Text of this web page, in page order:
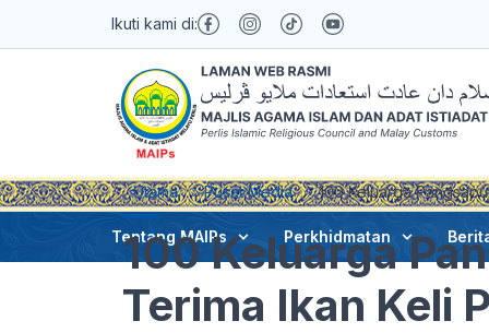
Ikuti kami di:
Tentang MAIPs Perkhidmatan
Utama Pusat Media 100 Keluarga
100 Keluarga
Terima Ikan Keli